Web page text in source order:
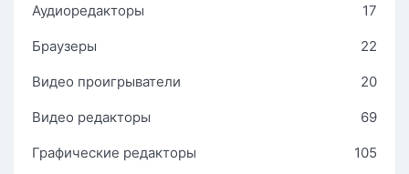
Аудиоредакторы 17
Браузеры 22
Видео проигрыватели 20
Видео редакторы 69
Графические редакторы 105